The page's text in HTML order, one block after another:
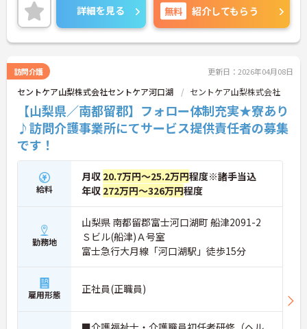
詳細を見る 無料 紹介してもらう
訪問介護 更新日：2026年04月08日
セントケア山梨株式会社セントケア河口湖 セントケア山梨株式会社
【山梨県／南都留郡】フォロー体制充実★寮あり
♪訪問介護事業所にてサービス提供責任者の募集
です！
給料
月収 20.7万円～25.2万円程度※諸手当込
年収 272万円～326万円程度
勤務地
山梨県 南都留郡富士河口湖町 船津2091-2
Ｓビル(船津)Ａ号室
富士急行大月線「河口湖駅」徒歩15分
雇用形態 正社員(正職員)